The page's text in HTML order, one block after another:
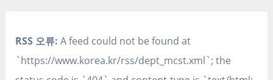
RSS 오류: A feed could not be found at
`https://www.korea.kr/rss/dept_mcst.xml`; the